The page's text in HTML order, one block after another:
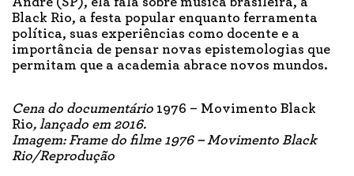
Black Rio, a festa popular enquanto ferramenta
política, suas experiências como docente e a
importância de pensar novas epistemologias que
permitam que a academia abrace novos mundos.
Cena do documentário 1976 – Movimento Black
Rio, lançado em 2016.
Imagem: Frame do filme 1976 – Movimento Black
Rio/Reprodução